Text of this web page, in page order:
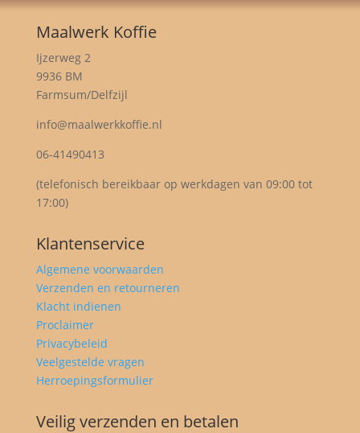
Maalwerk Koffie
Ijzerweg 2
9936 BM
Farmsum/Delfzijl
info@maalwerkkoffie.nl
06-41490413
(telefonisch bereikbaar op werkdagen van 09:00 tot
17:00)
Klantenservice
Algemene voorwaarden
Verzenden en retourneren
Klacht indienen
Proclaimer
Privacybeleid
Veelgestelde vragen
Herroepingsformulier
Veilig verzenden en betalen